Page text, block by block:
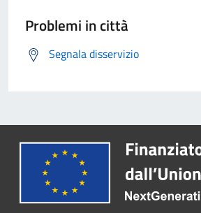
Problemi in città
Segnala disservizio